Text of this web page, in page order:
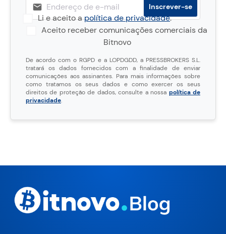
Li e aceito apolítica de privacidade.
Aceito receber comunicações comerciais da
Bitnovo
De acordo com o RGPD e a LOPDGDD, a PRESSBROKERS S.L.
tratará os dados fornecidos com a finalidade de enviar
comunicações aos assinantes. Para mais informações sobre
como tratamos os seus dados e como exercer os seus
direitos de proteção de dados, consulte a nossa política de
privacidade.